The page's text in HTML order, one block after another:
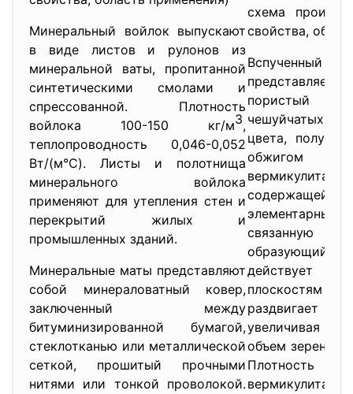
Минеральный войлок выпускают
в виде листов и рулонов из
минеральной ваты, пропитанной
синтетическими смолами и
спрессованной. Плотность
войлока 100-150 кг/м3,
теплопроводность 0,046-0,052
Вт/(м°С). Листы и полотнища
минерального войлока
применяют для утепления стен и
перекрытий жилых и
промышленных зданий.
Минеральные маты представляют
собой минераловатный ковеp,
заключенный между
битуминизированной бумагой,
стеклотканью или металлической
сеткой, прошитый прочными
нитями или тонкой проволокой.
схема
свойства,
пористый
чешуйчатых
цвета,
обжигом до
вермикулита
действует
плоскостям
раздвигает
увеличивая
объем зерен в
Плотность
вермикулита